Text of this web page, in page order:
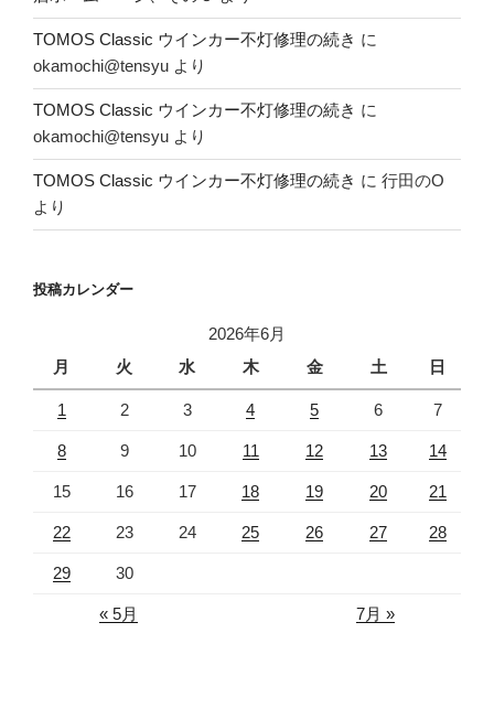
TOMOS Classic ウインカー不灯修理の続き に
okamochi@tensyu より
TOMOS Classic ウインカー不灯修理の続き に
okamochi@tensyu より
TOMOS Classic ウインカー不灯修理の続き に 行田のO
より
投稿カレンダー
2026年6月
月
火 水 木 金 土 日
1 2 3 4 5 6 7
8 9 10 11 12 13 14
15 16 17 18 19 20 21
22 23 24 25 26 27 28
29 30
« 5月 7月 »